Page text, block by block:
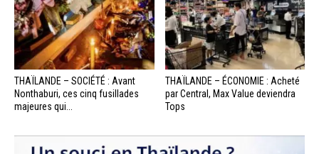
THAÏLANDE – SOCIÉTÉ : Avant
Nonthaburi, ces cinq fusillades
majeures qui...
THAÏLANDE – ÉCONOMIE : Acheté
par Central, Max Value deviendra
Tops